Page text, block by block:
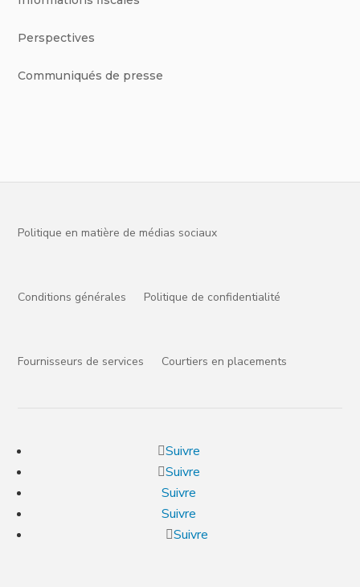
Perspectives
Communiqués de presse
Politique en matière de médias sociaux
Conditions générales Politique de confidentialité
Fournisseurs de services Courtiers en placements
Suivre
Suivre
Suivre
Suivre
Suivre